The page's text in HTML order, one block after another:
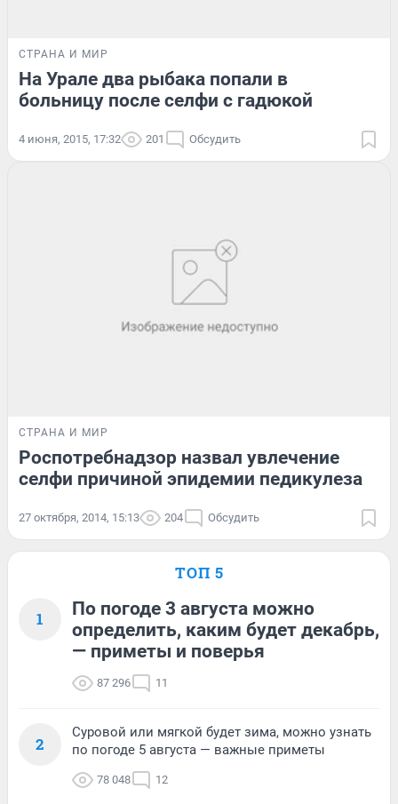
СТРАНА И МИР
На Урале два рыбака попали в
больницу после селфи с гадюкой
4 июня, 2015, 17:32 201 Обсудить
СТРАНА И МИР
Роспотребнадзор назвал увлечение
селфи причиной эпидемии педикулеза
27 октября, 2014, 15:13 204 Обсудить
ТОП 5
1
По погоде 3 августа можно
определить, каким будет декабрь,
— приметы и поверья
87 296 11
2
Суровой или мягкой будет зима, можно узнать
по погоде 5 августа — важные приметы
78 048 12